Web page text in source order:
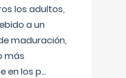
los adultos,
a un
maduración,
más
en los p...